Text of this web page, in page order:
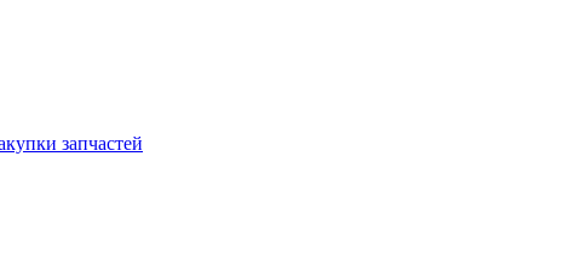
запчастей